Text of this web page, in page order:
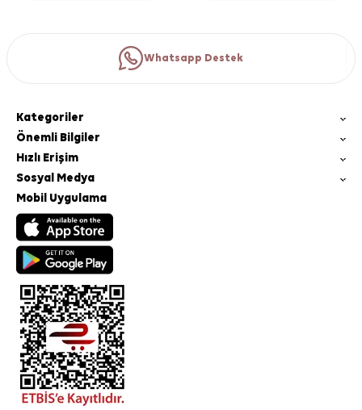
Whatsapp Destek
Kategoriler
Önemli Bilgiler
Hızlı Erişim
Sosyal Medya
Mobil Uygulama